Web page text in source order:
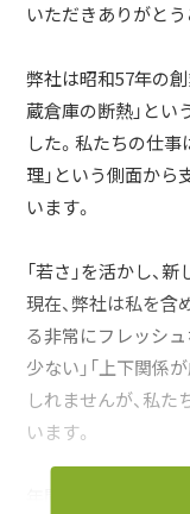
いただきありがとう
弊社は昭和57年の創
蔵倉庫の断熱」と
した。私たちの仕事
理」という側面から
います。
「若さ」を活かし、
現在、弊社は私を含
る非常にフレッシ
少ない」「上下関係
しれませんが、私
います。
年間休日125日（土